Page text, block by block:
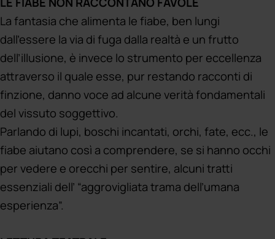
La fantasia che alimenta le fiabe, ben lungi
dall’essere la via di fuga dalla realtà e un frutto
dell’illusione, è invece lo strumento per eccellenza
attraverso il quale esse, pur restando racconti di
finzione, danno voce ad alcune verità fondamentali
del vissuto soggettivo.
Parlando di lupi, boschi incantati, orchi, fate, ecc., le
fiabe aiutano così a comprendere, se si hanno occhi
per vedere e orecchi per sentire, alcuni tratti
essenziali dell’ “aggrovigliata trama dell’umana
esperienza”.